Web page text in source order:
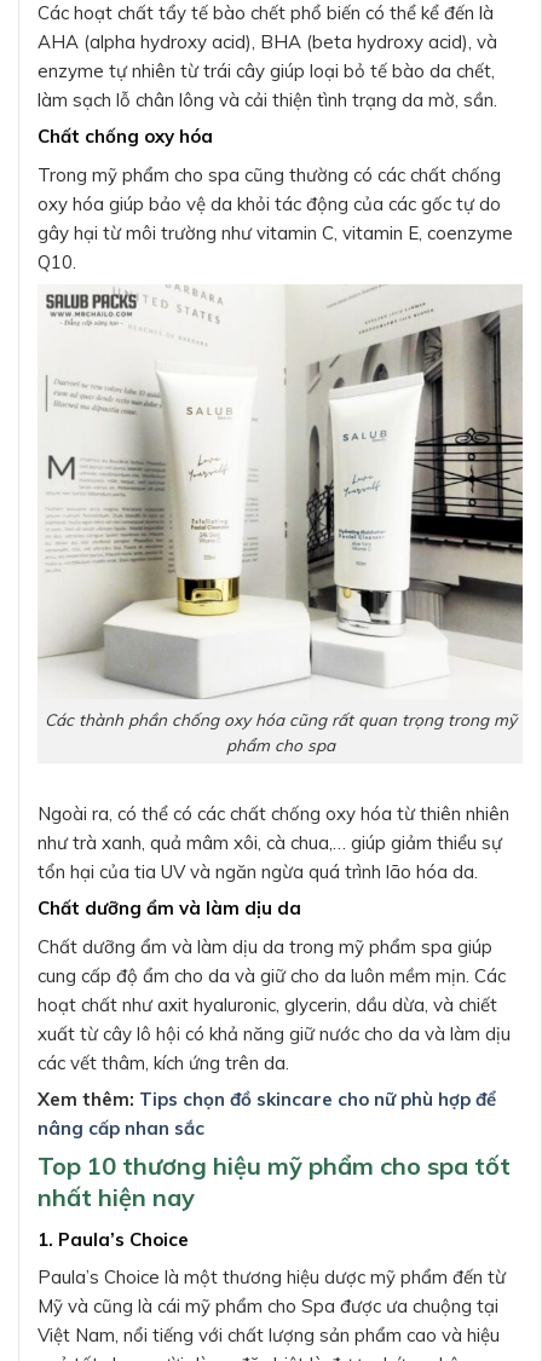
Các hoạt chất tẩy tế bào chết phổ biến có thể kể đến là
AHA (alpha hydroxy acid), BHA (beta hydroxy acid), và
enzyme tự nhiên từ trái cây giúp loại bỏ tế bào da chết,
làm sạch lỗ chân lông và cải thiện tình trạng da mờ, sần.
Chất chống oxy hóa
Trong mỹ phẩm cho spa cũng thường có các chất chống
oxy hóa giúp bảo vệ da khỏi tác động của các gốc tự do
gây hại từ môi trường như vitamin C, vitamin E, coenzyme
Q10.
Các thành phần chống oxy hóa cũng rất quan trọng trong mỹ
phẩm cho spa
Ngoài ra, có thể có các chất chống oxy hóa từ thiên nhiên
như trà xanh, quả mâm xôi, cà chua,… giúp giảm thiểu sự
tổn hại của tia UV và ngăn ngừa quá trình lão hóa da.
Chất dưỡng ẩm và làm dịu da
Chất dưỡng ẩm và làm dịu da trong mỹ phẩm spa giúp
cung cấp độ ẩm cho da và giữ cho da luôn mềm mịn. Các
hoạt chất như axit hyaluronic, glycerin, dầu dừa, và chiết
xuất từ cây lô hội có khả năng giữ nước cho da và làm dịu
các vết thâm, kích ứng trên da.
Xem thêm: Tips chọn đồ skincare cho nữ phù hợp để
nâng cấp nhan sắc
Top 10 thương hiệu mỹ phẩm cho spa tốt
nhất hiện nay
1. Paula’s Choice
Paula’s Choice là một thương hiệu dược mỹ phẩm đến từ
Mỹ và cũng là cái mỹ phẩm cho Spa được ưa chuộng tại
Việt Nam, nổi tiếng với chất lượng sản phẩm cao và hiệu